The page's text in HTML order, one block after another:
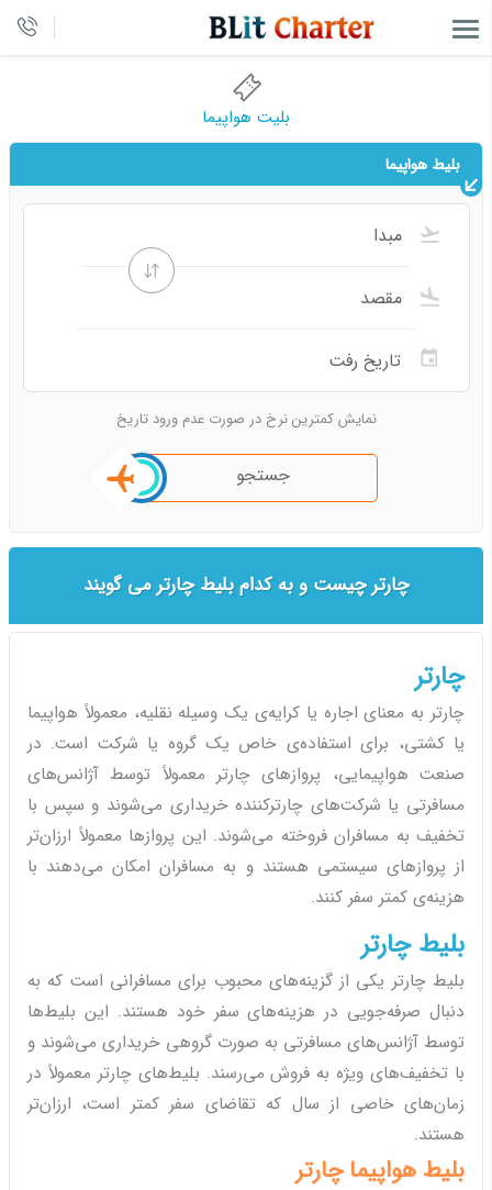
بلیت هواپیما
بلیط هواپیما
نمایش کمترین نرخ در صورت عدم ورود تاریخ
جستجو
چارتر چیست و به کدام بلیط چارتر می گویند
چارتر
چارتر به معنای اجاره یا کرایه‌ی یک وسیله نقلیه، معمولاً هواپیما
یا کشتی، برای استفاده‌ی خاص یک گروه یا شرکت است. در
صنعت هواپیمایی، پروازهای چارتر معمولاً توسط آژانس‌های
مسافرتی یا شرکت‌های چارترکننده خریداری می‌شوند و سپس با
تخفیف به مسافران فروخته می‌شوند. این پروازها معمولاً ارزان‌تر
از پروازهای سیستمی هستند و به مسافران امکان می‌دهند با
هزینه‌ی کمتر سفر کنند.
بلیط چارتر
بلیط چارتر یکی از گزینه‌های محبوب برای مسافرانی است که به
دنبال صرفه‌جویی در هزینه‌های سفر خود هستند. این بلیط‌ها
توسط آژانس‌های مسافرتی به صورت گروهی خریداری می‌شوند و
با تخفیف‌های ویژه به فروش می‌رسند. بلیط‌های چارتر معمولاً در
زمان‌های خاصی از سال که تقاضای سفر کمتر است، ارزان‌تر
هستند.
بلیط هواپیما چارتر